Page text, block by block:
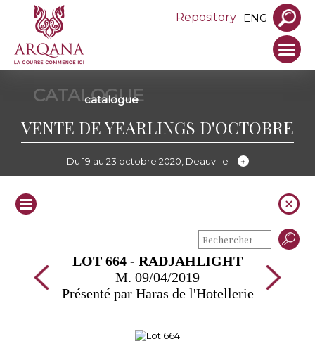
Repository ENG
CATALOGUE
catalogue
VENTE DE YEARLINGS D'OCTOBRE
Du 19 au 23 octobre 2020, Deauville
LOT 664 - RADJAHLIGHT
M. 09/04/2019
Présenté par Haras de l'Hotellerie